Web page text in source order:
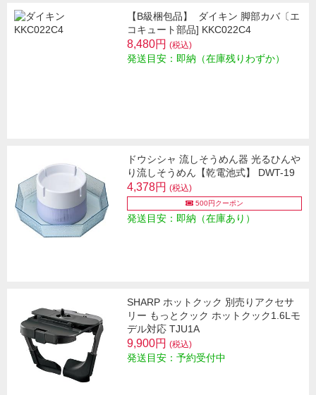
【B級梱包品】
ダイキン 脚部カバ〔エ
コキュート部品] KKC022C4
8,480円 (税込)
発送目安：即納（在庫残りわずか）
ドウシシャ 流しそうめん器 光るひんや
り流しそうめん【乾電池式】 DWT-19
4,378円 (税込)
500円クーポン
発送目安：即納（在庫あり）
SHARP ホットクック 別売りアクセサ
リー もっとクック ホットクック1.6Lモ
デル対応 TJU1A
9,900円 (税込)
発送目安：予約受付中